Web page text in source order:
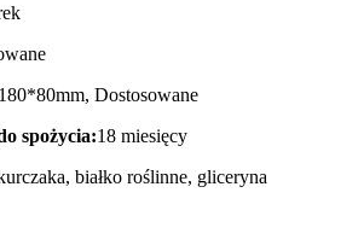
Dostosowane
spożycia:18 miesięcy
białko roślinne, gliceryna